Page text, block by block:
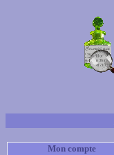
Mon compte